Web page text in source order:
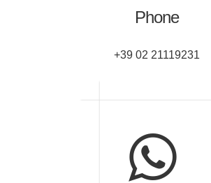
Phone
+39 02 21119231